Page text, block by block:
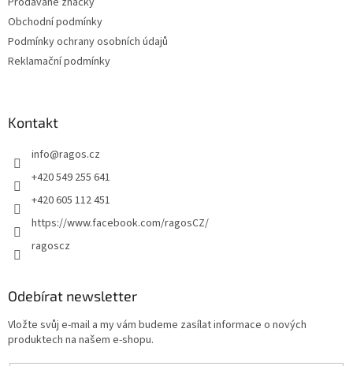
Obchodní podmínky
Podmínky ochrany osobních údajů
Reklamační podmínky
Kontakt
info@ragos.cz
+420 549 255 641
+420 605 112 451
https://www.facebook.com/ragosCZ/
ragoscz
Odebírat newsletter
Vložte svůj e-mail a my vám budeme zasílat informace o nových
produktech na našem e-shopu.